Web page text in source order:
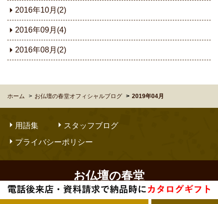
2016年10月(2)
2016年09月(4)
2016年08月(2)
ホーム お仏壇の春堂オフィシャルブログ 2019年04月
用語集
スタッフブログ
プライバシーポリシー
お仏壇の春堂
Copyright © OBUTSUDANNO SHUNDO. All Rights Reserved.